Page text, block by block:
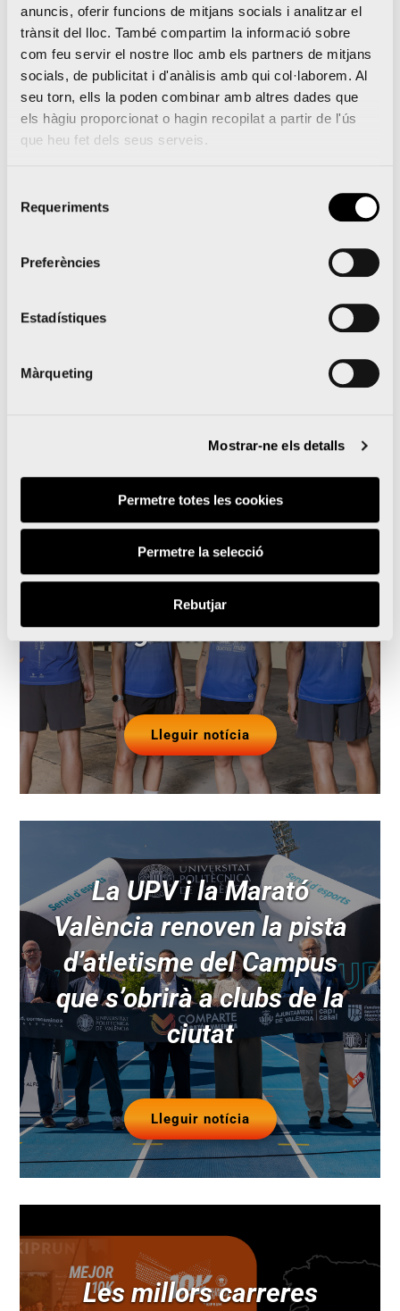
anuncis, oferir funcions de mitjans socials i analitzar el
trànsit del lloc. També compartim la informació sobre
com feu servir el nostre lloc amb els partners de mitjans
socials, de publicitat i d'anàlisis amb qui col·laborem. Al
seu torn, ells la poden combinar amb altres dades que
els hàgiu proporcionat o hagin recopilat a partir de l'ús
que heu fet dels seus serveis.
Requeriments
Preferències
Estadístiques
Màrqueting
Mostrar-ne els detalls
Permetre totes les cookies
Permetre la selecció
Rebutjar
fidelització per a aquells que han corregut en
2019 o han estat inscrits en la llista d’espera,
dels quals s’han beneficiat 6.860 en la 42K
i 2.467 en la Mitja.
Marató València bat els seus propis rècords i se
La Mitja Marató València repetix una vegada més
distància
El Medio Maratón Valencia
y Oysho se unen para
llevar la prueba al
siguiente nivel
Lleguir notícia
La UPV i la Marató
València renoven la pista
d’atletisme del Campus
que s’obrirà a clubs de la
ciutat
Lleguir notícia
Les millors carreres